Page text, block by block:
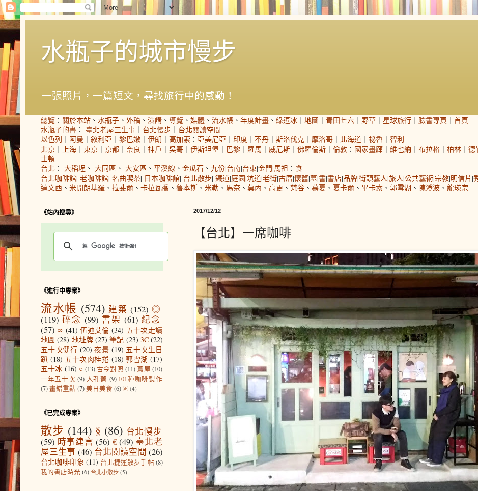
水瓶子的城市慢步
一張照片，一篇短文，尋找旅行中的感動！
總覽 ： 關於本站 、 水瓶子 、 外稿 、 演講 、 導覽 、 媒體 、 流水帳 、 年度計畫 、 綠逗冰 ｜ 地圖 ｜ 青田七六 ｜ 野草 ｜ 星球旅行 ｜ 臉書專頁 ｜ 首頁
水瓶子的書 ： 臺北老屋三生事 ｜ 台北慢步 ｜ 台北閱讀空間
以色列 ｜ 阿曼 ｜ 敘利亞 ｜ 黎巴嫩 ｜ 伊朗 ｜ 高加索 ： 亞美尼亞 ｜ 印度 ｜ 不丹 ｜ 斯洛伐克 ｜ 摩洛哥 ｜ 北海道 ｜ 祕魯 ｜ 智利
北京 ｜ 上海 ｜ 東京 ｜ 京都 ｜ 奈良 ｜ 神戶 ｜ 吳哥 ｜ 伊斯坦堡 ｜ 巴黎 ｜ 羅馬 ｜ 威尼斯 ｜ 佛羅倫斯 ｜ 倫敦 ： 國家畫廊 ｜ 維也納 ｜ 布拉格 ｜ 柏林 ｜ 德
士頓
台北 ： 大稻埕 、 大同區 、 大安區 、 平溪線 、 金瓜石 、 九份|台南|台東|金門|馬祖 ： 食
台北咖啡館| 老咖啡館| 名曲喫茶| 日本咖啡館| 台北散步| 鐵道|庭園|坑道|老街|古厝|懷舊|墓|書|書店|品牌|街頭藝人|旅人|公共藝術|宗教|明信片 |
達文西 、 米開朗基羅 、 拉斐爾 、 卡拉瓦喬 、 魯本斯 、 米勒 、 馬奈 、 莫內 、 高更 、 梵谷 、 慕夏 、 夏卡爾 、 畢卡索 、 郭雪湖 、 陳澄波 、 龍瑛宗
2017/12/12
【台北】一席咖啡
《站內搜尋》
《進行中專案》
流水帳 (574) 建築 (152) ◎
(119) 碎念 (99) 書架 (61) 紀念
(57) ∞ (41) 伍迪艾倫 (34) 五十次走讀
地圖 (28) 地址牌 (27) 筆記 (23) 3C (22)
五十次健行 (20) 夜景 (19) 五十次生日
趴 (18) 五十次肉桂捲 (18) 郭雪湖 (17)
五十冰 (16) ○ (13)古今對照 (11) 蔦屋 (10)
一年五十次 (9) 人孔蓋 (9) 101種咖啡製作
(7)畫錯重點 (7)美日美食 (6) ㊣ (4)
《已完成專案》
散步 (144) § (86) 台北慢步
(59) 時事建言 (56) € (49) 臺北老
屋三生事 (46) 台北閱讀空間 (26)
台北咖啡印象 (11) 台北捷運散步手帖 (8)
我的書店時光 (6) 台北小散步 (5)